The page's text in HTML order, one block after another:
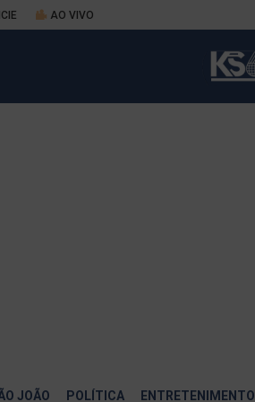
AO VIVO
JOÃO POLÍTICA ENTRETENIMENTO